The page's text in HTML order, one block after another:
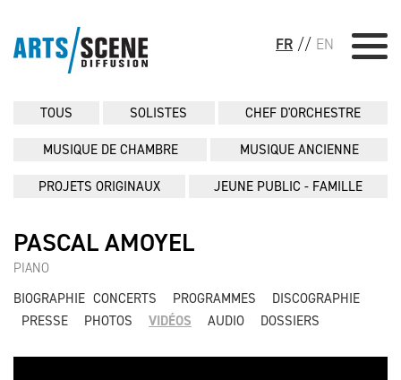
FR // EN
TOUS SOLISTES CHEF D'ORCHESTRE
MUSIQUE DE CHAMBRE MUSIQUE ANCIENNE
PROJETS ORIGINAUX JEUNE PUBLIC - FAMILLE
PASCAL AMOYEL
PIANO
BIOGRAPHIE CONCERTS PROGRAMMES
DISCOGRAPHIE
PRESSE
PHOTOS VIDÉOS AUDIO DOSSIERS